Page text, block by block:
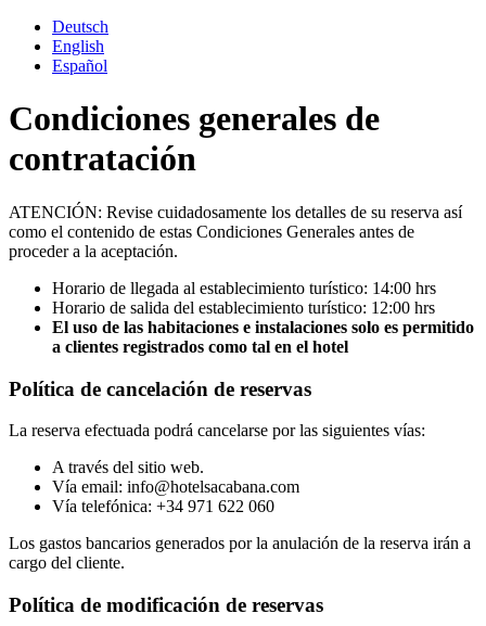
Deutsch
English
Español
Condiciones generales de
contratación
ATENCIÓN: Revise cuidadosamente los detalles de su reserva así
como el contenido de estas Condiciones Generales antes de
proceder a la aceptación.
Horario de llegada al establecimiento turístico: 14:00 hrs
Horario de salida del establecimiento turístico: 12:00 hrs
El uso de las habitaciones e instalaciones solo es permitido
a clientes registrados como tal en el hotel
Política de cancelación de reservas
La reserva efectuada podrá cancelarse por las siguientes vías:
A través del sitio web.
Vía email: info@hotelsacabana.com
Vía telefónica: +34 971 622 060
Los gastos bancarios generados por la anulación de la reserva irán a
cargo del cliente.
Política de modificación de reservas